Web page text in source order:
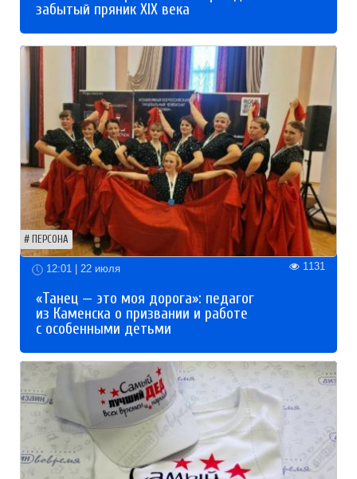
забытый пряник XIX века
ПЕРСОНА
12:01 | 22 июля 1131
«Танец — это моя дорога»: педагог
из Каменска о призвании и работе
с особенными детьми